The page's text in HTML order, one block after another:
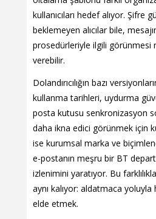
kullanıcıları hedef alıyor. Şifre
beklemeyen alıcılar bile,
prosedürleriyle ilgili görünmesi
verebilir.
Dolandırıcılığın bazı
kullanma tarihleri, uydurma
posta kutusu senkronizasyon
daha ikna edici görünmek için
ise kurumsal marka ve
e-postanın meşru bir BT
izlenimini yaratıyor. Bu
aynı kalıyor: aldatmaca
elde etmek.